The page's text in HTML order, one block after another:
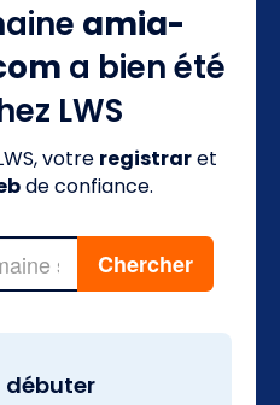
amia-
a bien été
LWS
votre registraret
de confiance.
débuter